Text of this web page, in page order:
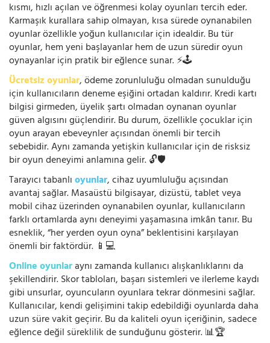
kısmı, hızlı açılan ve öğrenmesi kolay oyunları tercih eder.
Karmaşık kurallara sahip olmayan, kısa sürede oynanabilen
oyunlar özellikle yoğun kullanıcılar için idealdir. Bu tür
oyunlar, hem yeni başlayanlar hem de uzun süredir oyun
oynayanlar için pratik bir eğlence sunar. ⚡🕹️
Ücretsiz oyunlar, ödeme zorunluluğu olmadan sunulduğu
için kullanıcıların deneme eşiğini ortadan kaldırır. Kredi kartı
bilgisi girmeden, üyelik şartı olmadan oynanan oyunlar
güven algısını güçlendirir. Bu durum, özellikle çocuklar için
oyun arayan ebeveynler açısından önemli bir tercih
sebebidir. Aynı zamanda yetişkin kullanıcılar için de risksiz
bir oyun deneyimi anlamına gelir. 🔓🛡️
Tarayıcı tabanlıoyunlar, cihaz uyumluluğu açısından
avantaj sağlar. Masaüstü bilgisayar, dizüstü, tablet veya
mobil cihaz üzerinden oynanabilen oyunlar, kullanıcıların
farklı ortamlarda aynı deneyimi yaşamasına imkân tanır. Bu
esneklik, “her yerden oyun oyna” beklentisini karşılayan
önemli bir faktördür. 📱💻
Online oyunlaraynı zamanda kullanıcı alışkanlıklarını da
şekillendirir. Skor tabloları, başarı sistemleri ve ilerleme kaydı
gibi unsurlar, oyuncuların oyunlara tekrar dönmesini sağlar.
Kullanıcılar, kendi gelişimini takip edebildiği oyunlarda daha
uzun süre vakit geçirir. Bu da kaliteli oyun içeriğinin, sadece
eğlence değil süreklilik de sunduğunu gösterir. 📊🏆